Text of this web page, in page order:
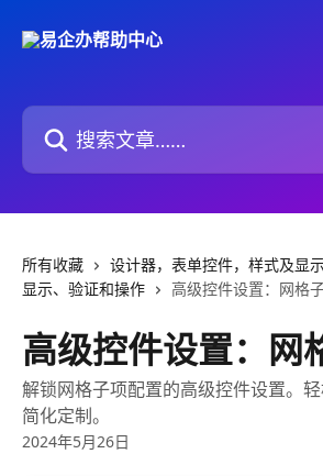
搜索文章……
所有收藏
设计器，表单控件，样式及显
显示、验证和操作
高级控件设置：网格
高级控件设置：网
解锁网格子项配置的高级控件设置。
简化定制。
2024年5月26日